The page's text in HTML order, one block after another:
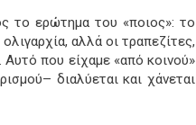
το ερώτημα του «ποιος»: το
αλλά οι τραπεζίτες,
Αυτό που είχαμε «από κοινού»
διαλύεται και χάνεται